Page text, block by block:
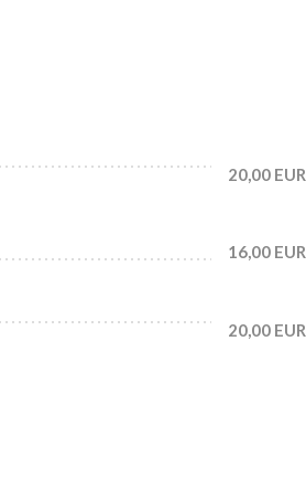
20,00 EUR
16,00 EUR
20,00 EUR